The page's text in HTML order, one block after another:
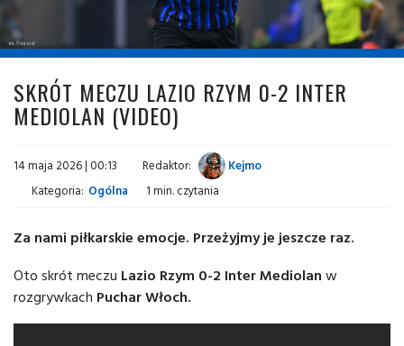
fot. © inter.it
SKRÓT MECZU LAZIO RZYM 0-2 INTER
MEDIOLAN (VIDEO)
14 maja 2026 | 00:13 Redaktor:
Kejmo
Kategoria: Ogólna 1 min. czytania
Za nami piłkarskie emocje. Przeżyjmy je jeszcze raz.
Oto skrót meczu Lazio Rzym 0-2 Inter Mediolan w
rozgrywkach Puchar Włoch.